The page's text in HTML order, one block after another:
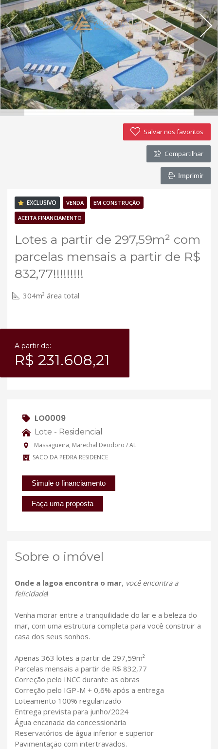
Política de privacidade
Simulador de financiamento
Negocie seu imóvel
Imóveis favoritos
Contato
Salvar nos favoritos
Compartilhar
Imprimir
EXCLUSIVO VENDA EM CONSTRUÇÃO
ACEITA FINANCIAMENTO
Lotes a partir de 297,59m² com
parcelas mensais a partir de R$
832,77!!!!!!!!!
304m² área total
A partir de:
R$ 231.608,21
LO0009
Lote - Residencial
Massagueira, Marechal Deodoro / AL
SACO DA PEDRA RESIDENCE
Simule o financiamento
Faça uma proposta
Sobre o imóvel
Onde a lagoa encontra o mar, você encontra a
felicidade!
Venha morar entre a tranquilidade do lar e a beleza do
mar, com uma estrutura completa para você construir a
casa dos seus sonhos.
Apenas 363 lotes a partir de 297,59m²
Parcelas mensais a partir de R$ 832,77
Correção pelo INCC durante as obras
Correção pelo IGP-M + 0,6% após a entrega
Loteamento 100% regularizado
Entrega prevista para junho/2024
Água encanada da concessionária
Reservatórios de água inferior e superior
Pavimentação com intertravados.